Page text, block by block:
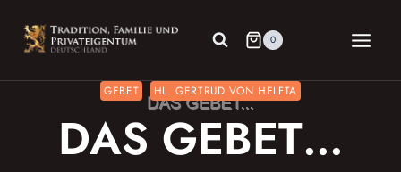
Inhalt
springen
0
GEBET HL. GERTRUD VON HELFTA
DAS GEBET…